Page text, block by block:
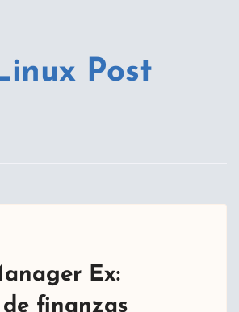
Post
Ex:
finanzas